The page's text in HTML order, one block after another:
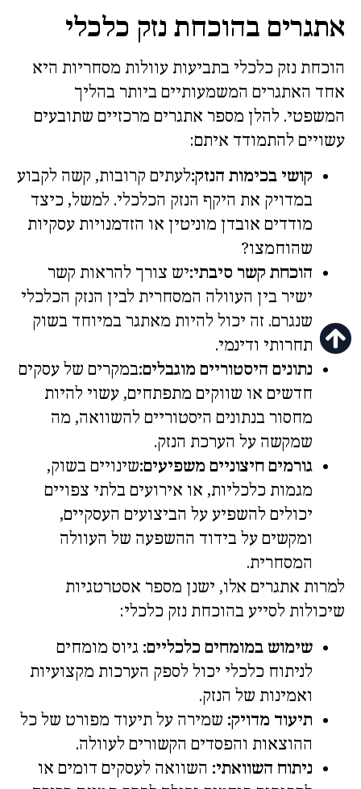
אתגרים בהוכחת נזק כלכלי
הוכחת נזק כלכלי בתביעות עוולות מסחריות היא
אחד האתגרים המשמעותיים ביותר בהליך
המשפטי. להלן מספר אתגרים מרכזיים שתובעים
עשויים להתמודד איתם:
קושי בכימות הנזק:לעתים קרובות, קשה לקבוע
במדויק את היקף הנזק הכלכלי. למשל, כיצד
מודדים אובדן מוניטין או הזדמנויות עסקיות
שהוחמצו?
הוכחת קשר סיבתי:יש צורך להראות קשר
ישיר בין העוולה המסחרית לבין הנזק הכלכלי
שנגרם. זה יכול להיות מאתגר במיוחד בשוק
תחרותי ודינמי.
נתונים היסטוריים מוגבלים:במקרים של עסקים
חדשים או שווקים מתפתחים, עשוי להיות
מחסור בנתונים היסטוריים להשוואה, מה
שמקשה על הערכת הנזק.
גורמים חיצוניים משפיעים:שינויים בשוק,
מגמות כלכליות, או אירועים בלתי צפויים
יכולים להשפיע על הביצועים העסקיים,
ומקשים על בידוד ההשפעה של העוולה
המסחרית.
למרות אתגרים אלו, ישנן מספר אסטרטגיות
שיכולות לסייע בהוכחת נזק כלכלי:
שימוש במומחים כלכליים: גיוס מומחים
לניתוח כלכלי יכול לספק הערכות מקצועיות
ואמינות של הנזק.
תיעוד מדויק: שמירה על תיעוד מפורט של כל
ההוצאות והפסדים הקשורים לעוולה.
ניתוח השוואתי: השוואה לעסקים דומים או